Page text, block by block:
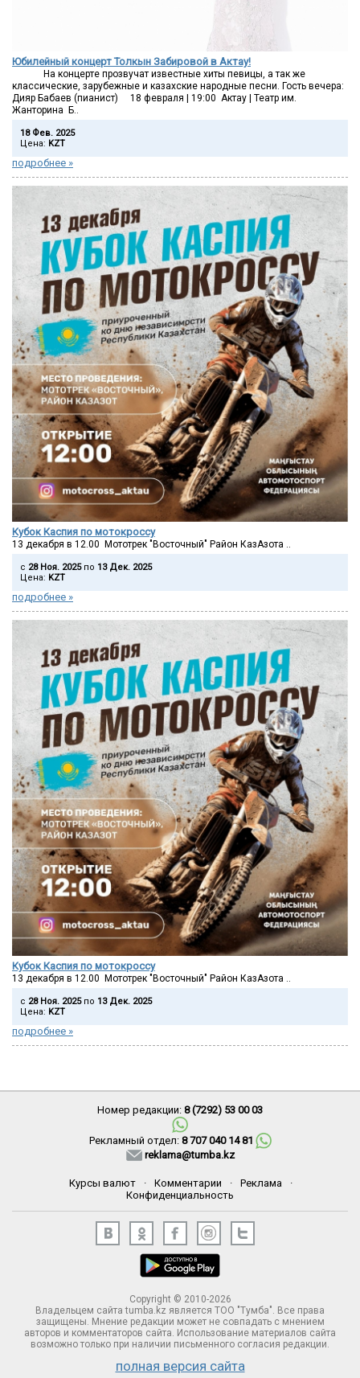
Юбилейный концерт Толкын Забировой в Актау!
На концерте прозвучат известные хиты певицы, а так же
классические, зарубежные и казахские народные песни. Гость вечера:
Дияр Бабаев (пианист) 18 февраля | 19:00 Актау | Театр им.
Жанторина Б..
18 Фев. 2025
Цена: KZT
подробнее »
Кубок Каспия по мотокроссу
13 декабря в 12.00 Мототрек "Восточный" Район КазАзота ..
c 28 Ноя. 2025по 13 Дек. 2025
Цена: KZT
подробнее »
Кубок Каспия по мотокроссу
13 декабря в 12.00 Мототрек "Восточный" Район КазАзота ..
c 28 Ноя. 2025по 13 Дек. 2025
Цена: KZT
подробнее »
Номер редакции: 8 (7292) 53 00 03
Рекламный отдел: 8 707 040 14 81
reklama@tumba.kz
Курсы валют · Комментарии · Реклама
·
Конфиденциальность
Copyright © 2010-2026
Владельцем сайта tumba.kz является ТОО "Тумба". Все права
защищены. Мнение редакции может не совпадать с мнением
авторов и комментаторов сайта. Использование материалов сайта
возможно только при наличии письменного согласия редакции.
полная версия сайта